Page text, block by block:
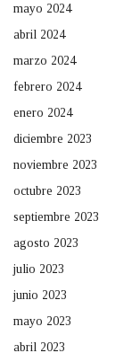
mayo 2024
abril 2024
marzo 2024
febrero 2024
enero 2024
diciembre 2023
noviembre 2023
octubre 2023
septiembre 2023
agosto 2023
julio 2023
junio 2023
mayo 2023
abril 2023